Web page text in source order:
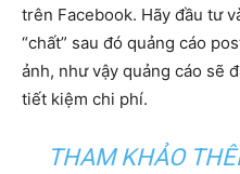
trên Facebook. Hãy đầu tư
“chất” sau đó quảng cáo
ảnh, như vậy quảng cáo sẽ
tiết kiệm chi phí.
THAM KHẢO